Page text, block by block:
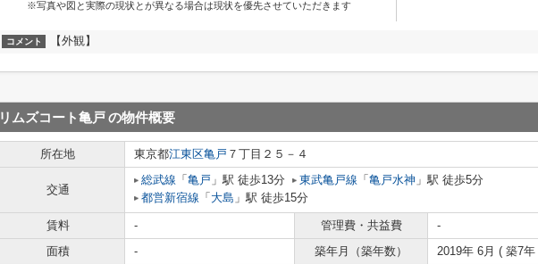
※写真や図と実際の現状とが異なる場合は現状を優先させていただきます
コメント 【外観】
リムズコート亀戸の物件概要
所在地 東京都江東区亀戸 ７丁目２５－４
交通
総武線 「 亀戸 」駅 徒歩13分 東武亀戸線 「 亀戸水神 」駅 徒歩5分
都営新宿線 「 大島 」駅 徒歩15分
賃料 - 管理費・共益費
-
面積
- 築年月（築年数）
2019年 6月 ( 築7年